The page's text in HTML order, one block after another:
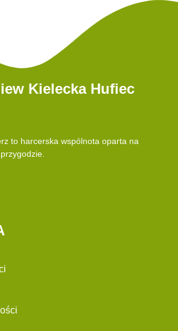
Kielecka Hufiec
to harcerska wspólnota oparta na